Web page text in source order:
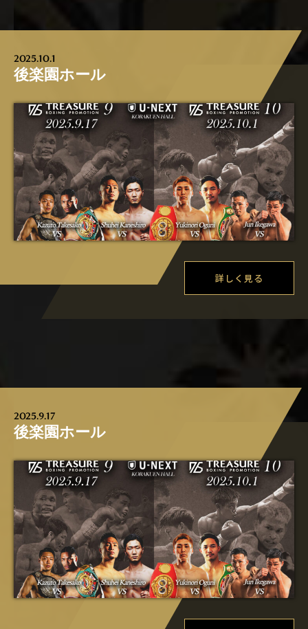
2025.10.1
後楽園ホール
詳しく見る
2025.9.17
後楽園ホール